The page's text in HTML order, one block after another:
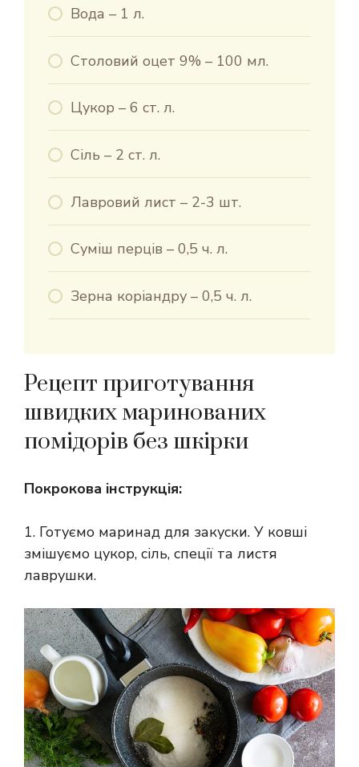
Вода – 1 л.
Столовий оцет 9% – 100 мл.
Цукор – 6 ст. л.
Сіль – 2 ст. л.
Лавровий лист – 2-3 шт.
Суміш перців – 0,5 ч. л.
Зерна коріандру – 0,5 ч. л.
Рецепт приготування
швидких маринованих
помідорів без шкірки
Покрокова інструкція:
1. Готуємо маринад для закуски. У ковші
змішуємо цукор, сіль, спеції та листя
лаврушки.